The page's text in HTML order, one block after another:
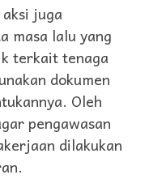
juga
masa lalu yang
terkait tenaga
dokumen
Oleh
pengawasan
dilakukan